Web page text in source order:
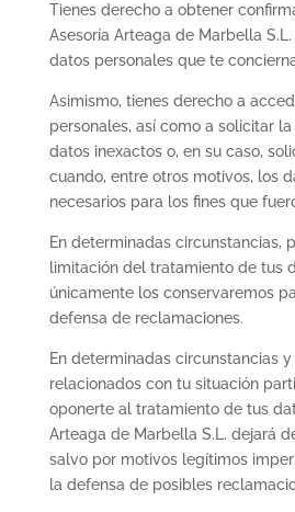
Tienes derecho a obtener
Asesoría Arteaga de Marbella
datos personales que te
Asimismo, tienes derecho a
personales, así como a solicitar
datos inexactos o, en su caso,
cuando, entre otros motivos, los
necesarios para los fines que
En determinadas circunstancias,
limitación del tratamiento de tus
únicamente los conservaremos
defensa de reclamaciones.
En determinadas circunstancias
relacionados con tu situación
oponerte al tratamiento de tus
Arteaga de Marbella S.L. dejará
salvo por motivos legítimos
la defensa de posibles